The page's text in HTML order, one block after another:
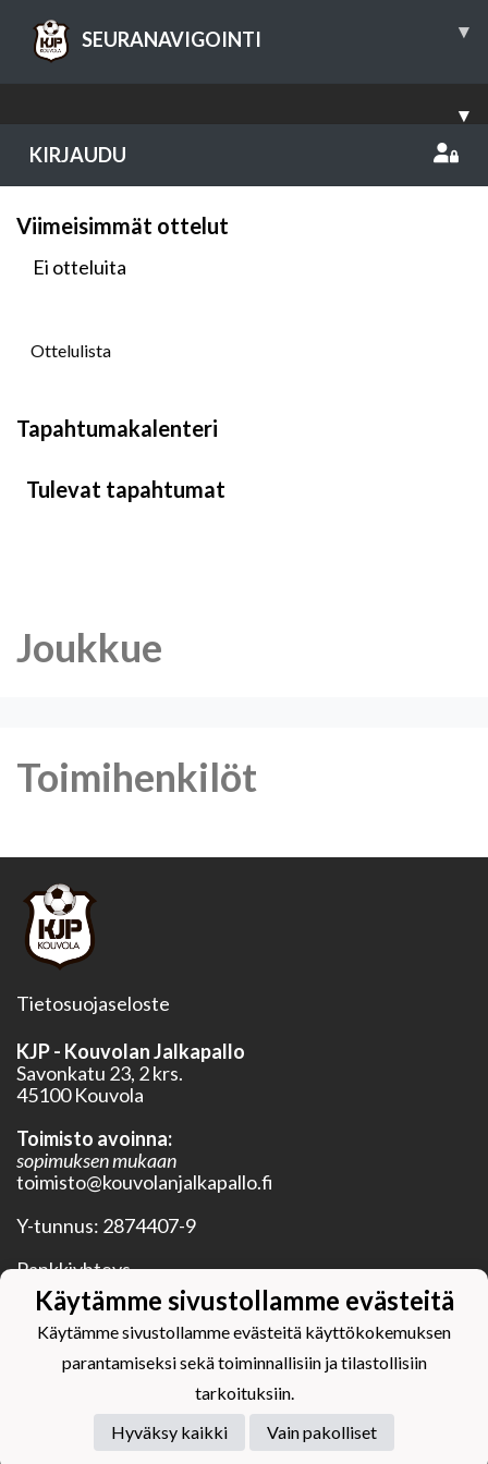
SEURANAVIGOINTI ▾
▾
KIRJAUDU
Viimeisimmät ottelut
Ei otteluita
Ottelulista
Tapahtumakalenteri
Tulevat tapahtumat
Joukkue
Toimihenkilöt
Tietosuojaseloste
KJP - Kouvolan Jalkapallo
Savonkatu 23, 2 krs.
45100 Kouvola
Toimisto avoinna:
sopimuksen mukaan
toimisto@kouvolanjalkapallo.fi
Y-tunnus: 2874407-9
Pankkiyhteys
BIC OKOYFIHH
IBAN FI28 5750 0120 3352 20
Powered by
Käytämme sivustollamme evästeitä
Käytämme sivustollamme evästeitä käyttökokemuksen
parantamiseksi sekä toiminnallisiin ja tilastollisiin
tarkoituksiin.
Hyväksy kaikki
Vain pakolliset